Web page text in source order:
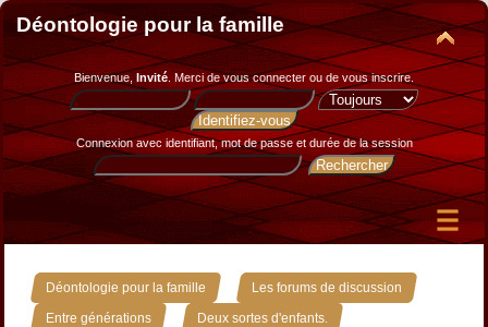
Déontologie pour la famille
Bienvenue, Invité. Merci devous connecter ou de vous inscrire.
Connexion avec identifiant, mot de passe et durée de la session
Déontologie pour la famille » Les forums de discussion »
Entre générations » Deux sortes d'enfants.